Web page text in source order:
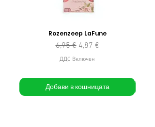
Rozenzeep LaFune
Редовна цена
6,95 € Продажна цена
4,87 €
ДДС Включен
Добави в кошницата